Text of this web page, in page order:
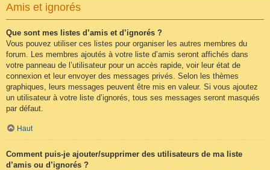
Amis et ignorés
Que sont mes listes d’amis et d’ignorés ?
Vous pouvez utiliser ces listes pour organiser les autres membres du
forum. Les membres ajoutés à votre liste d’amis seront affichés dans
votre panneau de l’utilisateur pour un accès rapide, voir leur état de
connexion et leur envoyer des messages privés. Selon les thèmes
graphiques, leurs messages peuvent être mis en valeur. Si vous ajoutez
un utilisateur à votre liste d’ignorés, tous ses messages seront masqués
par défaut.
Haut
Comment puis-je ajouter/supprimer des utilisateurs de ma liste
d’amis ou d’ignorés ?